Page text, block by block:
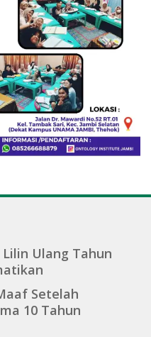
Ulang Tahun
Setelah
10 Tahun